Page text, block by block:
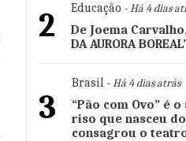
2 Educação - Há 4 dias
De Joema
DA AURORA
3
Brasil - Há 4 dias atrás
“Pão com Ovo” é
riso que nasceu
consagrou o